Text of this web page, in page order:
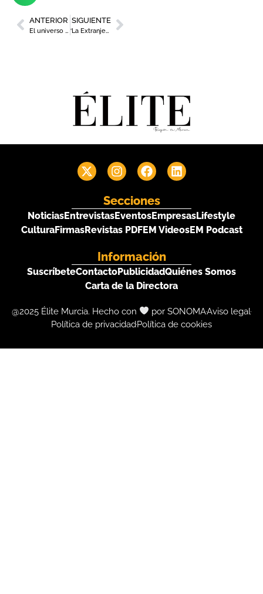
ANTERIOR
El universo Álvaro Peña
SIGUIENTE
‘La Extranjera’, de la murciana Maru Quiñonero, catalogada por Vogue como una de las mejores exposiciones del panorama cultural nacional
Secciones
NoticiasEntrevistasEventosEmpresasLifestyle
CulturaFirmasRevistas PDFEM VideosEM Podcast
Información
SuscríbeteContactoPublicidadQuiénes Somos
Carta de la Directora
@2025 Élite Murcia. Hecho con por SONOMAAviso legal
Política de privacidadPolítica de cookies